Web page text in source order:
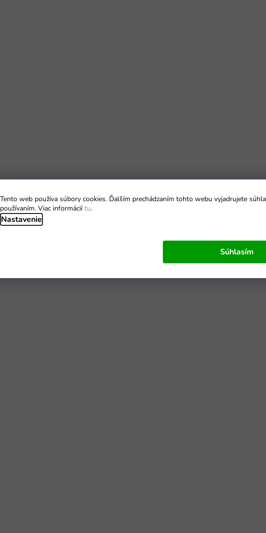
Tento web používa súbory cookies. Ďalším prechádzaním tohto webu vyjadrujete
používaním. Viac informáciítu.
Nastavenie
Súhlasím